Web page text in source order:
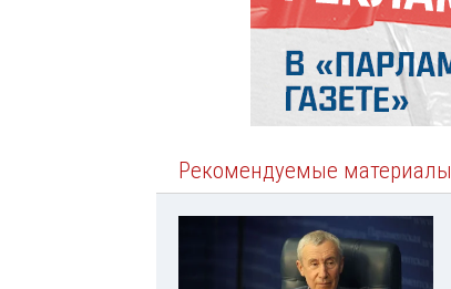
Рекомендуемые материалы